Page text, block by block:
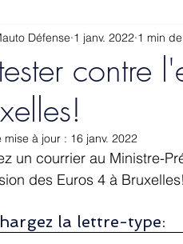
Courriers PMR
Revue de presse
Amendes routières
Industrie automobile
contre
Défense 1 janv. 2022 1 min
mise à jour : 16 janv. 2022
un courrier au Ministre-
des Euros 4 à Bruxelles!
la lettre-type: